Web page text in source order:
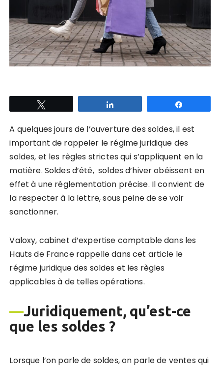
A quelques jours de l’ouverture des soldes, il est
important de rappeler le régime juridique des
soldes, et les règles strictes qui s’appliquent en la
matière. Soldes d’été, soldes d’hiver obéissent en
effet à une réglementation précise. Il convient de
la respecter à la lettre, sous peine de se voir
sanctionner.
Valoxy, cabinet d’expertise comptable dans les
Hauts de France rappelle dans cet article le
régime juridique des soldes et les règles
applicables à de telles opérations.
—Juridiquement, qu’est-ce
que les soldes?
Lorsque l’on parle de soldes, on parle de ventes qui